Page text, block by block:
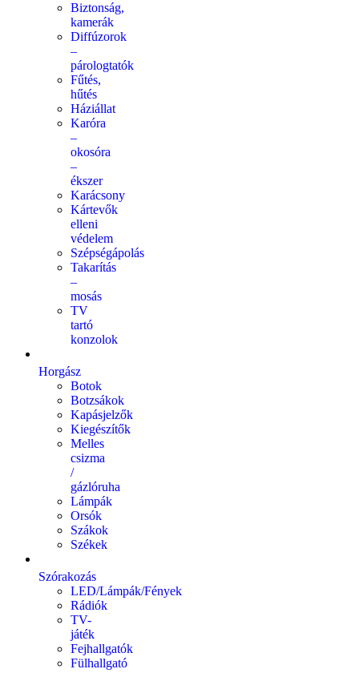
Biztonság,
kamerák
Diffúzorok
–
párologtatók
Fűtés,
hűtés
Háziállat
Karóra
–
okosóra
–
ékszer
Karácsony
Kártevők
elleni
védelem
Szépségápolás
Takarítás
–
mosás
TV
tartó
konzolok
Horgász
Botok
Botzsákok
Kapásjelzők
Kiegészítők
Melles
csizma
/
gázlóruha
Lámpák
Orsók
Szákok
Székek
Szórakozás
LED/Lámpák/Fények
Rádiók
TV-
játék
Fejhallgatók
Fülhallgató